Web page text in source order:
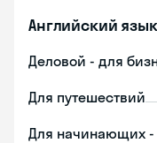
Английский язык
Деловой - для
Для путешествий
Для начинающих